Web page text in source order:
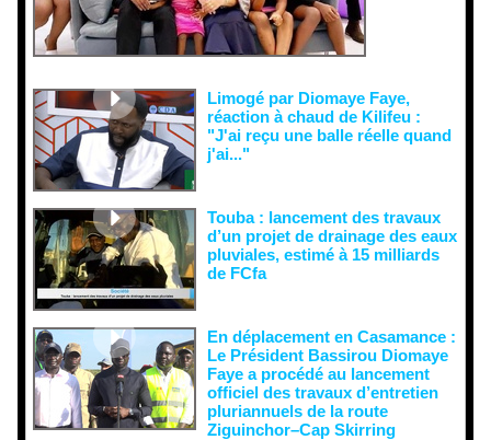
Limogé par Diomaye Faye,
réaction à chaud de Kilifeu :
"J'ai reçu une balle réelle quand
j'ai..."
Touba : lancement des travaux
d’un projet de drainage des eaux
pluviales, estimé à 15 milliards
de FCfa ‎
En déplacement en Casamance :
Le Président Bassirou Diomaye
Faye a procédé au lancement
officiel des travaux d’entretien
pluriannuels de la route
Ziguinchor–Cap Skirring